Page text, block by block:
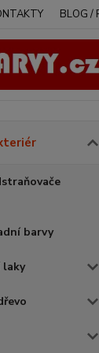
BLOG /
barvy
laky